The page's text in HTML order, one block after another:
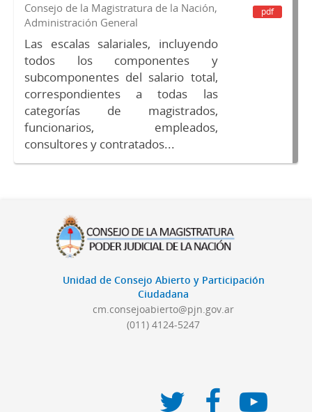
Consejo de la Magistratura de la Nación,
Administración General
Las escalas salariales, incluyendo
todos los componentes y
subcomponentes del salario total,
correspondientes a todas las
categorías de magistrados,
funcionarios, empleados,
consultores y contratados...
pdf
Unidad de Consejo Abierto y Participación
Ciudadana
cm.consejoabierto@pjn.gov.ar
(011) 4124-5247